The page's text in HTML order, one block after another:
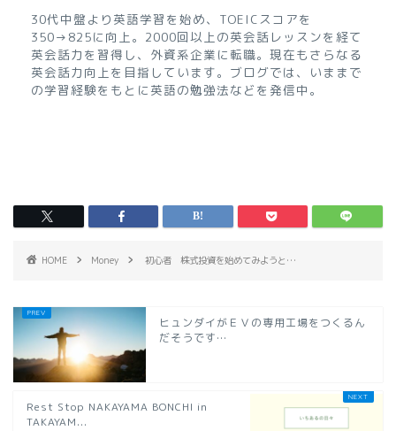
30代中盤より英語学習を始め、TOEICスコアを
350→825に向上。2000回以上の英会話レッスンを経て
英会話力を習得し、外資系企業に転職。現在もさらなる
英会話力向上を目指しています。ブログでは、いままで
の学習経験をもとに英語の勉強法などを発信中。
HOME Money 初心者 株式投資を始めてみようと…
ヒュンダイがＥＶの専用工場をつくるん
だそうです…
Rest Stop NAKAYAMA BONCHI in
TAKAYAM...